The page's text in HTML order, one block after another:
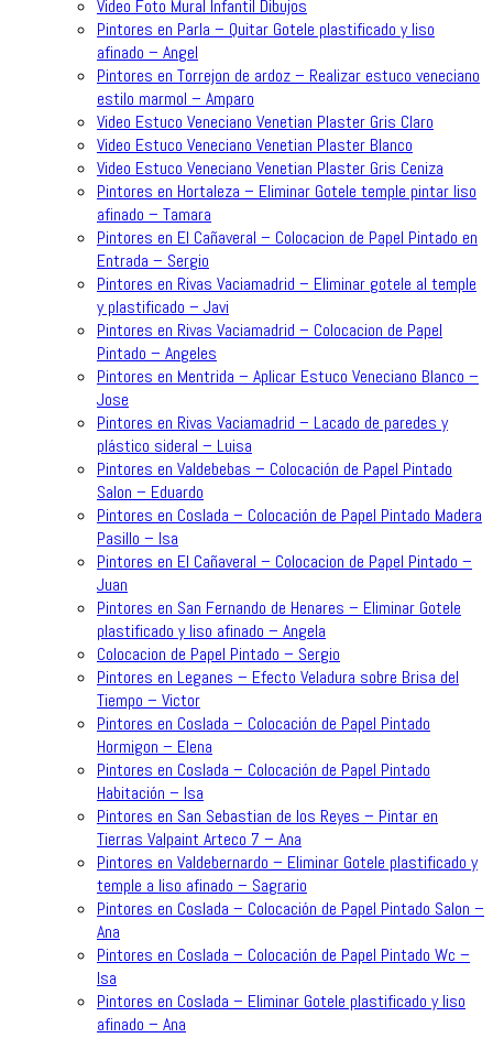
Video Foto Mural Infantil Dibujos
Pintores en Parla – Quitar Gotele plastificado y liso
afinado – Angel
Pintores en Torrejon de ardoz – Realizar estuco veneciano
estilo marmol – Amparo
Video Estuco Veneciano Venetian Plaster Gris Claro
Video Estuco Veneciano Venetian Plaster Blanco
Video Estuco Veneciano Venetian Plaster Gris Ceniza
Pintores en Hortaleza – Eliminar Gotele temple pintar liso
afinado – Tamara
Pintores en El Cañaveral – Colocacion de Papel Pintado en
Entrada – Sergio
Pintores en Rivas Vaciamadrid – Eliminar gotele al temple
y plastificado – Javi
Pintores en Rivas Vaciamadrid – Colocacion de Papel
Pintado – Angeles
Pintores en Mentrida – Aplicar Estuco Veneciano Blanco –
Jose
Pintores en Rivas Vaciamadrid – Lacado de paredes y
plástico sideral – Luisa
Pintores en Valdebebas – Colocación de Papel Pintado
Salon – Eduardo
Pintores en Coslada – Colocación de Papel Pintado Madera
Pasillo – Isa
Pintores en El Cañaveral – Colocacion de Papel Pintado –
Juan
Pintores en San Fernando de Henares – Eliminar Gotele
plastificado y liso afinado – Angela
Colocacion de Papel Pintado – Sergio
Pintores en Leganes – Efecto Veladura sobre Brisa del
Tiempo – Victor
Pintores en Coslada – Colocación de Papel Pintado
Hormigon – Elena
Pintores en Coslada – Colocación de Papel Pintado
Habitación – Isa
Pintores en San Sebastian de los Reyes – Pintar en
Tierras Valpaint Arteco 7 – Ana
Pintores en Valdebernardo – Eliminar Gotele plastificado y
temple a liso afinado – Sagrario
Pintores en Coslada – Colocación de Papel Pintado Salon –
Ana
Pintores en Coslada – Colocación de Papel Pintado Wc –
Isa
Pintores en Coslada – Eliminar Gotele plastificado y liso
afinado – Ana